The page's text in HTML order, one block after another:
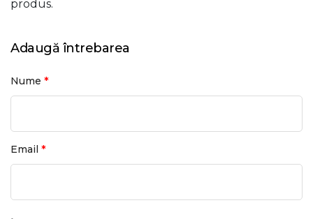
produs.
Adaugă întrebarea
Nume *
Email *